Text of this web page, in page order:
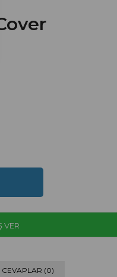
VER
CEVAPLAR (0)